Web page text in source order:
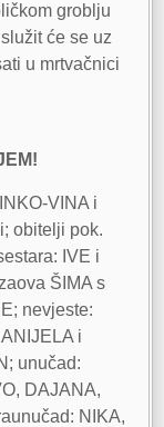
groblju
će se uz
u mrtvačnici
VINA i
obitelji pok.
IVE i
ŠIMA s
nevjeste:
i
unučad:
DAJANA,
NIKA,